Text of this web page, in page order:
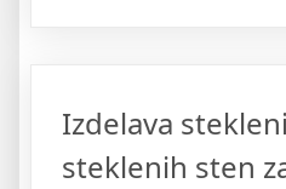
Izdelava
steklenih sten